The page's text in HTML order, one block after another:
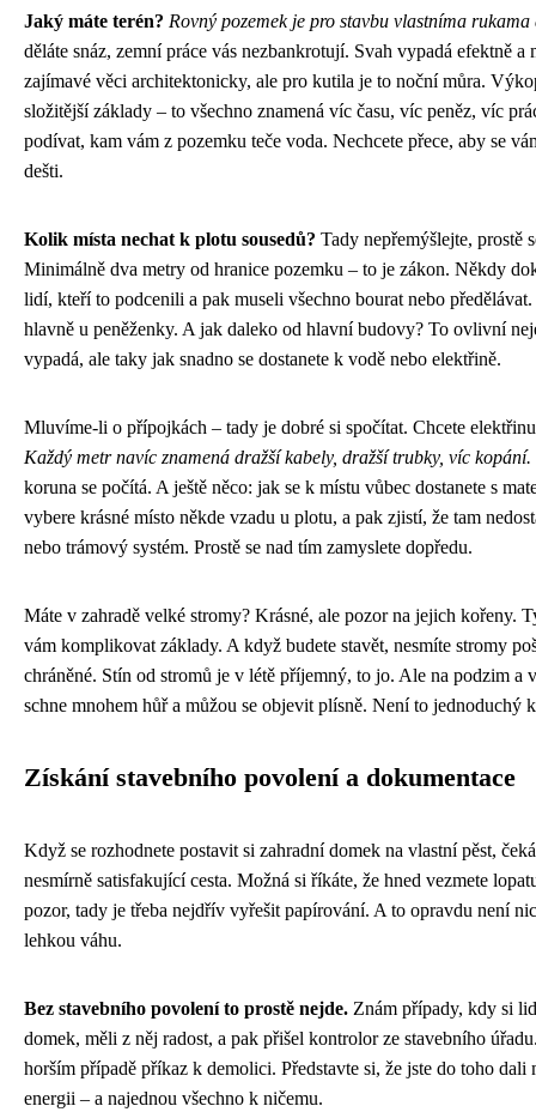
Jaký máte terén? Rovný pozemek je pro stavbu vlastníma rukama
děláte snáz, zemní práce vás nezbankrotují. Svah vypadá efektně a
zajímavé věci architektonicky, ale pro kutila je to noční můra.
složitější základy – to všechno znamená víc času, víc peněz, víc
podívat, kam vám z pozemku teče voda. Nechcete přece, aby se
dešti.
Kolik místa nechat k plotu sousedů? Tady nepřemýšlejte, prostě
Minimálně dva metry od hranice pozemku – to je zákon. Někdy
lidí, kteří to podcenili a pak museli všechno bourat nebo
hlavně u peněženky. A jak daleko od hlavní budovy? To ovlivní
vypadá, ale taky jak snadno se dostanete k vodě nebo elektřině.
Mluvíme-li o přípojkách – tady je dobré si spočítat. Chcete
Každý metr navíc znamená dražší kabely, dražší trubky, víc kopání.
koruna se počítá. A ještě něco: jak se k místu vůbec dostanete s
vybere krásné místo někde vzadu u plotu, a pak zjistí, že tam
nebo trámový systém. Prostě se nad tím zamyslete dopředu.
Máte v zahradě velké stromy? Krásné, ale pozor na jejich kořeny.
vám komplikovat základy. A když budete stavět, nesmíte stromy
chráněné. Stín od stromů je v létě příjemný, to jo. Ale na podzim a
schne mnohem hůř a můžou se objevit plísně. Není to jednoduchý
Získání stavebního povolení a dokumentace
Když se rozhodnete postavit si zahradní domek na vlastní pěst,
nesmírně satisfakující cesta. Možná si říkáte, že hned vezmete
pozor, tady je třeba nejdřív vyřešit papírování. A to opravdu není
lehkou váhu.
Bez stavebního povolení to prostě nejde. Znám případy, kdy si
domek, měli z něj radost, a pak přišel kontrolor ze stavebního
horším případě příkaz k demolici. Představte si, že jste do toho dali
energii – a najednou všechno k ničemu.